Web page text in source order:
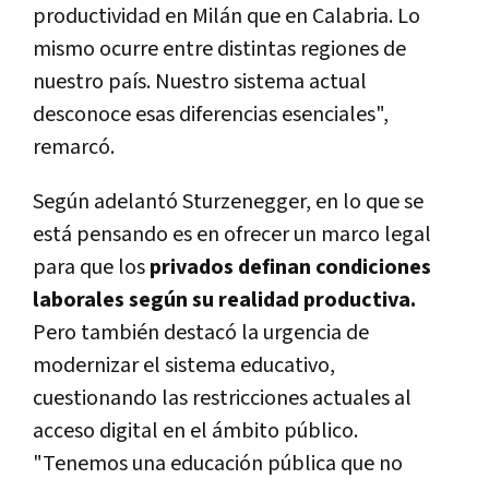
productividad en Milán que en Calabria. Lo
mismo ocurre entre distintas regiones de
nuestro país. Nuestro sistema actual
desconoce esas diferencias esenciales",
remarcó.
Según adelantó Sturzenegger, en lo que se
está pensando es en ofrecer un marco legal
para que losprivados definan condiciones
laborales según su realidad productiva.
Pero también destacó la urgencia de
modernizar el sistema educativo,
cuestionando las restricciones actuales al
acceso digital en el ámbito público.
"Tenemos una educación pública que no